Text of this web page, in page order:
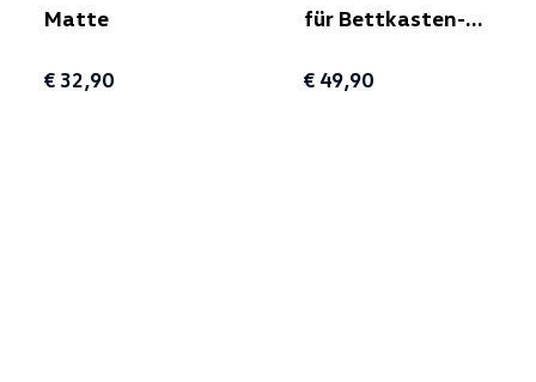
Matte
€ 32,90
für Bettkasten-
für T5/T6/T6.1
€ 49,90